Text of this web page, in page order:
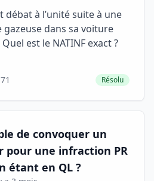
débat à l’unité suite à une
dans sa voiture
est le NATINF exact ?
Résolu
de convoquer un
pour une infraction PR
étant en QL ?